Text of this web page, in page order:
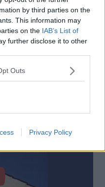
by third parties on the
This information may
on the IAB’s List of
further disclose it to other
Outs
Privacy Policy
luce - 14 marzo 2013